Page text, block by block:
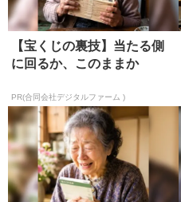
【宝くじの裏技】当たる側
に回るか、このままか
PR(合同会社デジタルファーム )